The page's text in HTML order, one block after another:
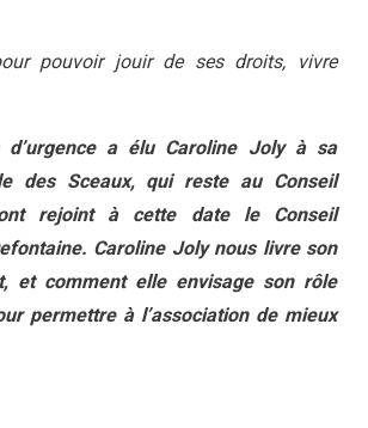
pouvoir jouir de ses droits, vivre
a élu Caroline Joly à sa
des Sceaux, qui reste au Conseil
ont rejoint à cette date le Conseil
Caroline Joly nous livre son
et comment elle envisage son rôle
permettre à l’association de mieux